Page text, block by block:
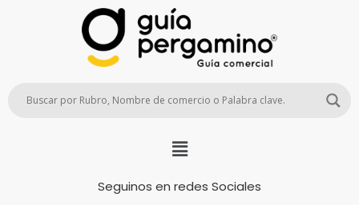
Seguinos en redes Sociales